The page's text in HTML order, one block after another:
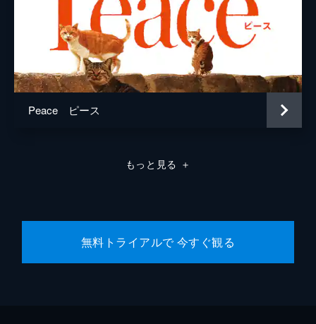
Peace ピース
もっと見る ＋
無料トライアルで 今すぐ観る